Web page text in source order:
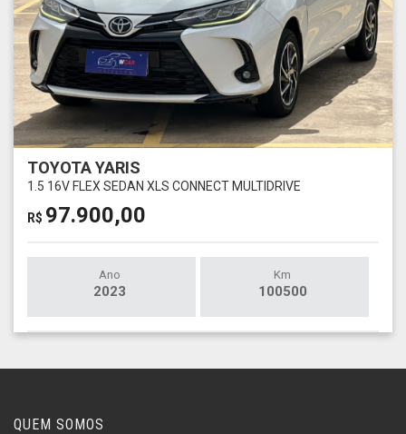
TOYOTA YARIS
1.5 16V FLEX SEDAN XLS CONNECT MULTIDRIVE
R$ 97.900,00
Ano
2023
Km
100500
QUEM SOMOS